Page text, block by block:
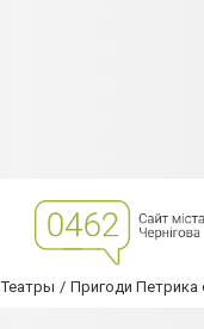
Театры Пригоди Петрика